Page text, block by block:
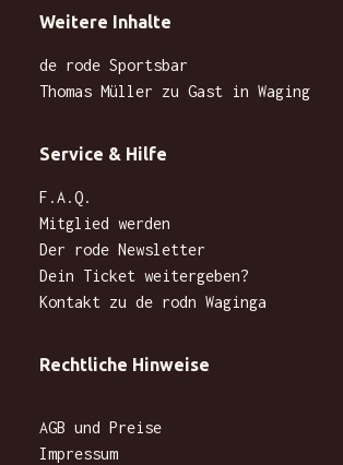
Weitere Inhalte
de rode Sportsbar
Thomas Müller zu Gast in Waging
Service & Hilfe
F.A.Q.
Mitglied werden
Der rode Newsletter
Dein Ticket weitergeben?
Kontakt zu de rodn Waginga
Rechtliche Hinweise
AGB und Preise
Impressum